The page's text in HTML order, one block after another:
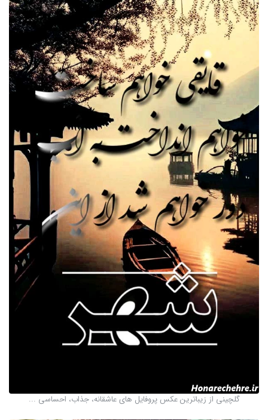
گلچینی از زیباترین عکس پروفایل های عاشقانه، جذاب، احساسی ...